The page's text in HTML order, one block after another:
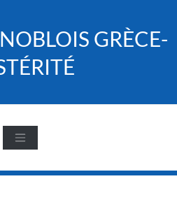
GRÈCE-